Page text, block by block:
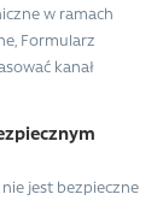
w ramach
Formularz
kanał
nie jest bezpieczne